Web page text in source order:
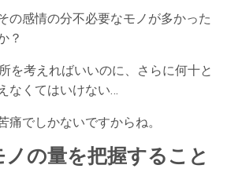
の感情の分不必要なモノが多かった
？
を考えればいいのに、さらに何十と
なくてはいけない…
痛でしかないですからね。
の量を把握すること